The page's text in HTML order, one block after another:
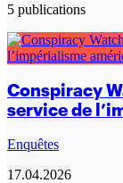
5 publications
Conspiracy
service de
Enquêtes
17.04.2026